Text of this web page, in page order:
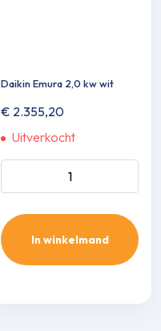
Daikin Emura 2,0 kw wit
€ 2.355,20
Uitverkocht
In winkelmand